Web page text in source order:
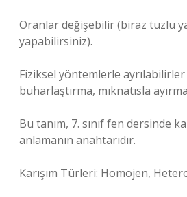
Oranlar değişebilir (biraz tuzlu
yapabilirsiniz).
Fiziksel yöntemlerle ayrılabilirler
buharlaştırma, mıknatısla
Bu tanım, 7. sınıf fen dersinde
anlamanın anahtarıdır.
Karışım Türleri: Homojen,